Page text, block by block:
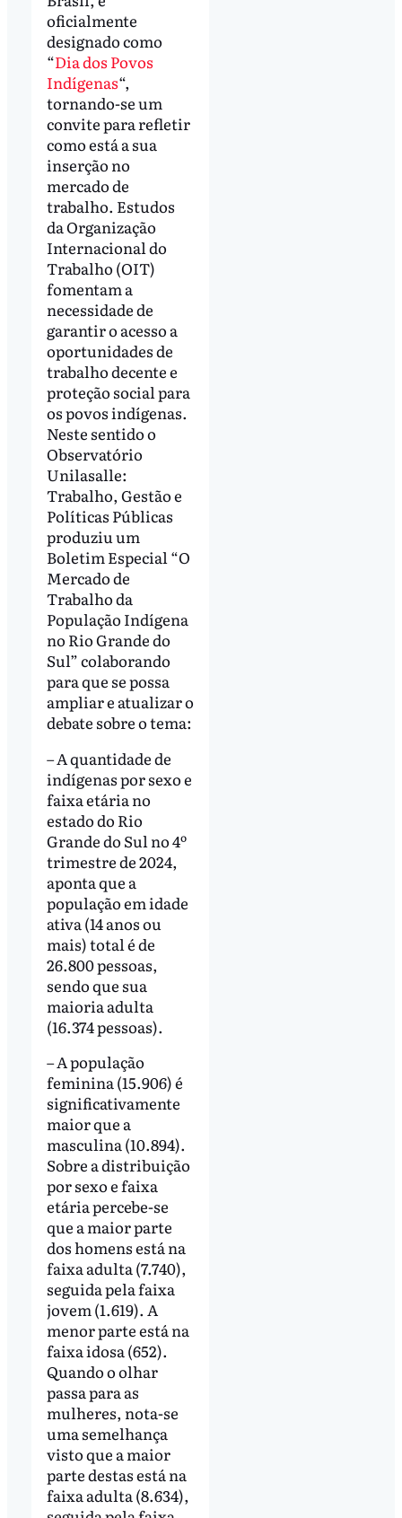
oficialmente
designado como
“Dia dos Povos
Indígenas“,
tornando-se um
convite para refletir
como está a sua
inserção no
mercado de
trabalho. Estudos
da Organização
Internacional do
Trabalho (OIT)
fomentam a
necessidade de
garantir o acesso a
oportunidades de
trabalho decente e
proteção social para
os povos indígenas.
Neste sentido o
Observatório
Unilasalle:
Trabalho, Gestão e
Políticas Públicas
produziu um
Boletim Especial “O
Mercado de
Trabalho da
População Indígena
no Rio Grande do
Sul” colaborando
para que se possa
ampliar e atualizar o
debate sobre o tema:
– A quantidade de
indígenas por sexo e
faixa etária no
estado do Rio
Grande do Sul no 4º
trimestre de 2024,
aponta que a
população em idade
ativa (14 anos ou
mais) total é de
26.800 pessoas,
sendo que sua
maioria adulta
(16.374 pessoas).
– A população
feminina (15.906) é
significativamente
maior que a
masculina (10.894).
Sobre a distribuição
por sexo e faixa
etária percebe-se
que a maior parte
dos homens está na
faixa adulta (7.740),
seguida pela faixa
jovem (1.619). A
menor parte está na
faixa idosa (652).
Quando o olhar
passa para as
mulheres, nota-se
uma semelhança
visto que a maior
parte destas está na
faixa adulta (8.634),